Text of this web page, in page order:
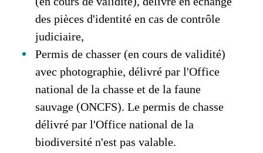
des pièces d'identité en cas de contrôle
judiciaire,
Permis de chasser (en cours de validité)
avec photographie, délivré par l'Office
national de la chasse et de la faune
sauvage (ONCFS). Le permis de chasse
délivré par l'Office national de la
biodiversité n'est pas valable.